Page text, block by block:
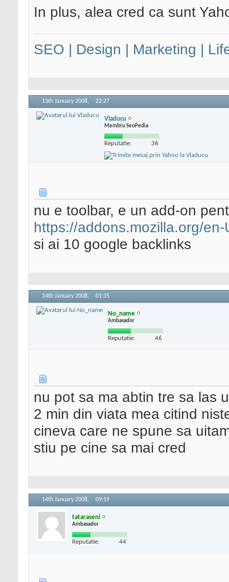
In plus, alea cred ca sunt
SEO | Design | Marketing |
13th January 2008, 22:27
Vladucu
Membru SeoPedia
Reputatie: 36
nu e toolbar, e un add-on
https://addons.mozilla.org/
si ai 10 google backlinks
14th January 2008, 01:35
No_name
Ambasador
Reputatie: 46
nu pot sa ma abtin tre sa las
2 min din viata mea citind
cineva care ne spune sa
stiu pe cine sa mai cred
14th January 2008, 09:19
tataraseni
Ambasador
Reputatie: 44